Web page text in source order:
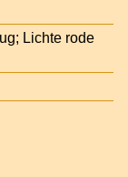
Lichte rode